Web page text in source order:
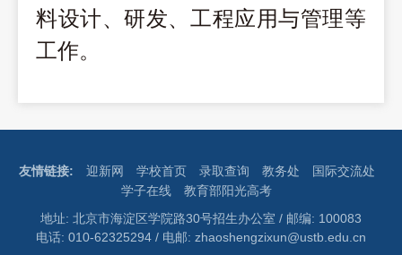
料设计、研发、工程应用与管理等
工作。
友情链接: 迎新网 学校首页 录取查询 教务处
国际交流处
学子在线
教育部阳光高考
地址: 北京市海淀区学院路30号招生办公室 / 邮编: 100083
电话: 010-62325294 / 电邮: zhaoshengzixun@ustb.edu.cn